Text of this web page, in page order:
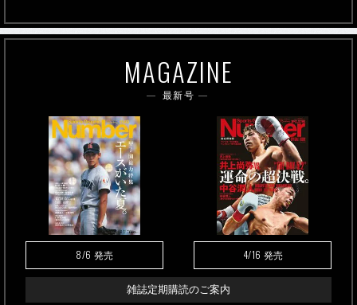
MAGAZINE
最新号
8/6 発売 4/16 発売
雑誌定期購読のご案内